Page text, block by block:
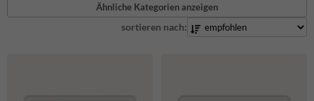
Bei Verkehrsschildkaufen.de finden Sie verschiedene
Menschen mit Behinderung, von Schildern mit reinem Symbol bis hin
zu Ausführungen mit Text oder Pfeil. Sie bestellen bequem und
Ähnliche Kategorien anzeigen
sortieren nach: